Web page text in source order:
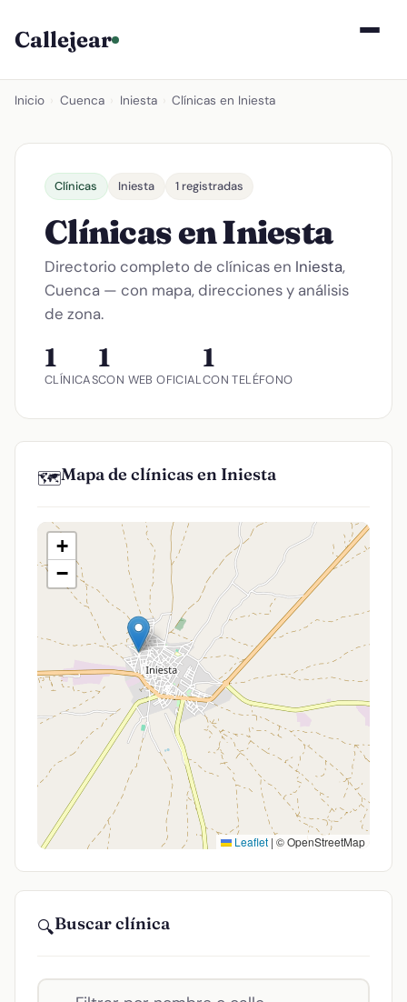
Callejear
Inicio Cuenca Iniesta Clínicas en Iniesta
Clínicas Iniesta 1 registradas
Clínicas en Iniesta
Directorio completo de clínicas en Iniesta,
Cuenca — con mapa, direcciones y análisis
de zona.
1
CLÍNICAS
1
CON WEB OFICIAL
1
CON TELÉFONO
🗺️Mapa de clínicas en Iniesta
+
−
Leaflet | © OpenStreetMap
🔍Buscar clínica